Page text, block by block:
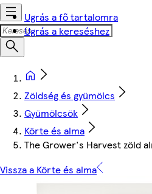
Ugrás a fő tartalomra
Ugrás a kereséshez
Zöldség és gyümölcs
Gyümölcsök
Körte és alma
The Grower's Harvest zöld
Vissza a Körte és alma